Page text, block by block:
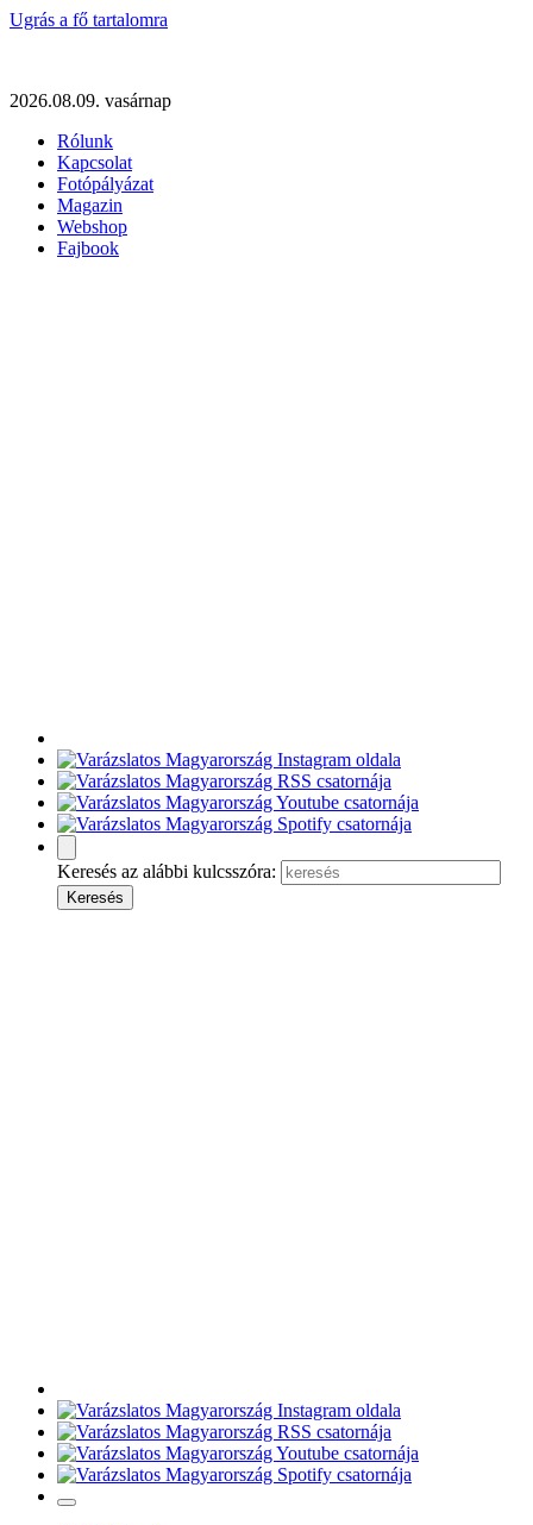
Ugrás a fő tartalomra
2026.08.09. vasárnap
Rólunk
Kapcsolat
Fotópályázat
Magazin
Webshop
Fajbook
Keresés az alábbi kulcsszóra: